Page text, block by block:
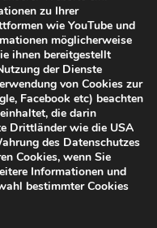
IDatenschutzI
zu Ihrer
wie YouTube und
möglicherweise
ihnen bereitgestellt
der Dienste
von Cookies zur
Facebook etc) beachten
die darin
Drittländer wie die USA
des Datenschutzes
Cookies, wenn Sie
Informationen und
bestimmter Cookies